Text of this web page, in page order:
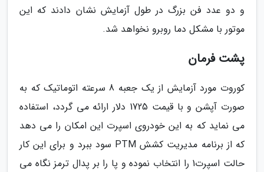
و دو عدد فن بزرگ در طول آزمایش نشان دادند که این
موتور با مشکل دما روبرو نخواهد شد.
پشت فرمان
کوروت مورد آزمایش از یک جعبه 8 سرعته اتوماتیک که به
صورت آپشن و با قیمت 1725 دلار ارائه می گردد، استفاده
می نماید که به این خودروی اسپرت این امکان را می دهد
که از برنامه مدیریت کشش PTM سود ببرد و برای این کار
حالت اسپرت1 را انتخاب نموده و پا را بر پدال ترمز نگاه می